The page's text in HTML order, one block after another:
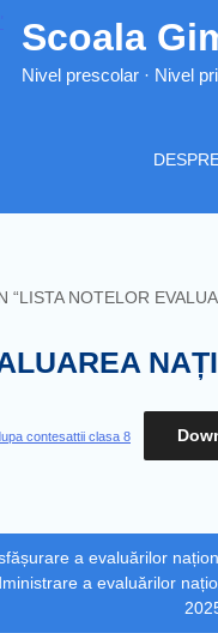
Scoala
Nivel prescolar · Nivel
“LISTA NOTELOR
contesattii clasa 8
a evaluărilor
a evaluărilor